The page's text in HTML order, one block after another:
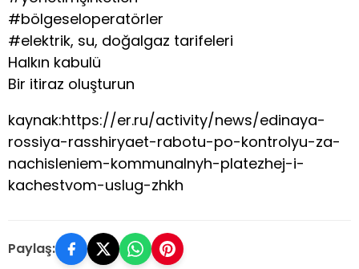
#bölgeseloperatörler
#elektrik, su, doğalgaz tarifeleri
Halkın kabulü
Bir itiraz oluşturun
kaynak:https://er.ru/activity/news/edinaya-
rossiya-rasshiryaet-rabotu-po-kontrolyu-za-
nachisleniem-kommunalnyh-platezhej-i-
kachestvom-uslug-zhkh
Paylaş: